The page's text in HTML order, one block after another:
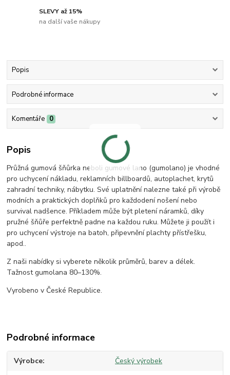
SLEVY až 15%
na další vaše nákupy
Popis
Podrobné informace
Komentáře 0
Popis
Průžná gumová šňůrka neboli gumové lano (gumolano) je vhodné
pro uchycení nákladu, reklamních billboardů, autoplachet, krytů
zahradní techniky, nábytku. Své uplatnění nalezne také při výrobě
modních a praktických doplňků pro každodení nošení nebo
survival nadšence. Příkladem může být pletení náramků, díky
pružné šňůře perfektně padne na každou ruku. Můžete ji použít i
pro uchycení výstroje na batoh, připevnění plachty přístřešku,
apod..
Z naši nabídky si vyberete několik průměrů, barev a délek.
Tažnost gumolana 80–130%.
Vyrobeno v České Republice.
Podrobné informace
Výrobce Český výrobek